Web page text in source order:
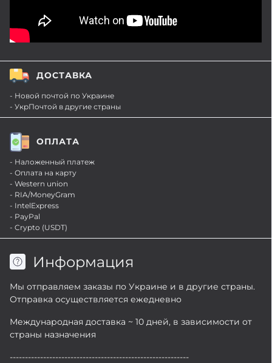
ДОСТАВКА
- Новой почтой по Украине
- УкрПочтой в другие страны
ОПЛАТА
- Наложенный платеж
- Оплата на карту
- Western union
- RIA/MoneyGram
- IntelExpress
- PayPal
- Crypto (USDT)
Информация
Мы отправляем заказы по Украине и в другие страны.
Отправка осуществляется ежедневно
Международная доставка ~ 10 дней, в зависимости от
страны назначения
-----------------------------------------------------------